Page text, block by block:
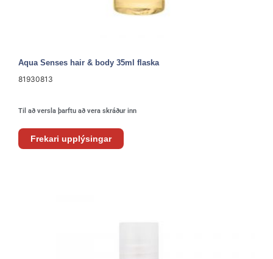
Aqua Senses hair & body 35ml flaska
81930813
Til að versla þarftu að vera skráður inn
Frekari upplýsingar